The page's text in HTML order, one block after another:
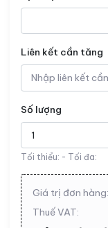
Liên kết cần tăng
Số lượng
Tối thiểu: - Tối đa:
Giá trị đơn hàng:
Thuế VAT: